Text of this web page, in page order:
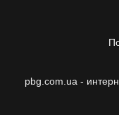
pbg.com.ua -